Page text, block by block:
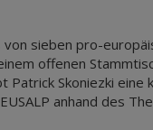
sieben pro-
offenen
Skoniezki eine
anhand des